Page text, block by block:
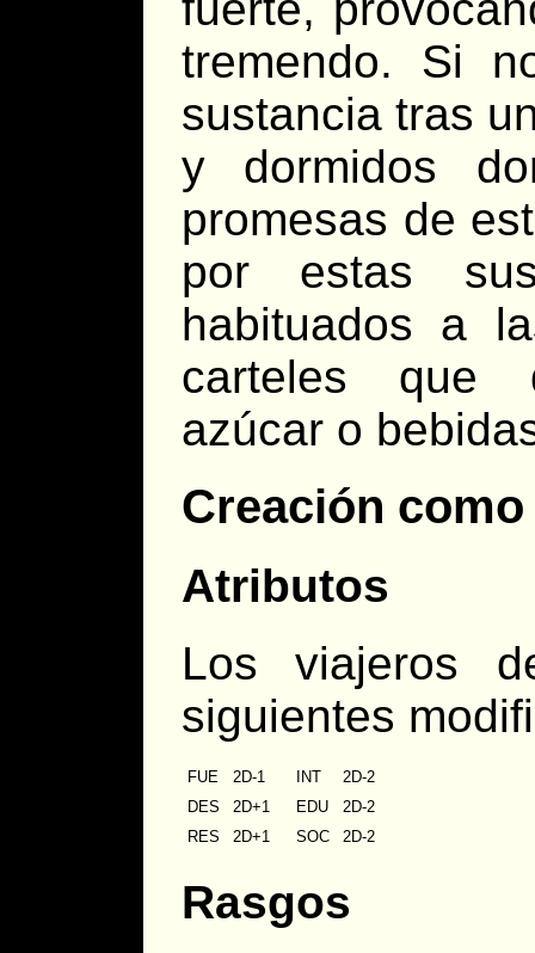
tremendo. Si
sustancia tras
y dormidos
promesas de
por estas
habituados a
carteles que
azúcar o
Creación
Atributos
Los viajeros
siguientes
FUE 2D-1 INT
2D-2
DES
2D+1 EDU
2D-2
RES
2D+1 SOC 2D-2
Rasgos